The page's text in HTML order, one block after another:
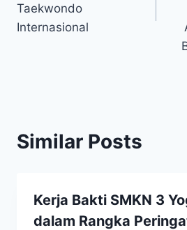
Taekwondo
Internasional
Similar Posts
Kerja Bakti SMKN 3
dalam Rangka